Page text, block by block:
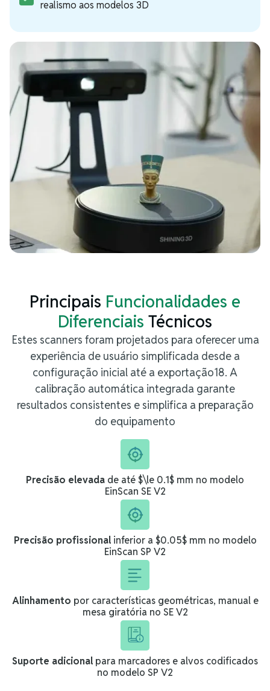
realismo aos modelos 3D
Principais Funcionalidades e
Diferenciais Técnicos
Estes scanners foram projetados para oferecer uma
experiência de usuário simplificada desde a
configuração inicial até a exportação18. A
calibração automática integrada garante
resultados consistentes e simplifica a preparação
do equipamento
Precisão elevada de até $\le 0.1$ mm no modelo
EinScan SE V2
Precisão profissionalinferior a $0.05$ mm no modelo
EinScan SP V2
Alinhamento por características geométricas, manual e
mesa giratória no SE V2
Suporte adicional para marcadores e alvos codificados
no modelo SP V2